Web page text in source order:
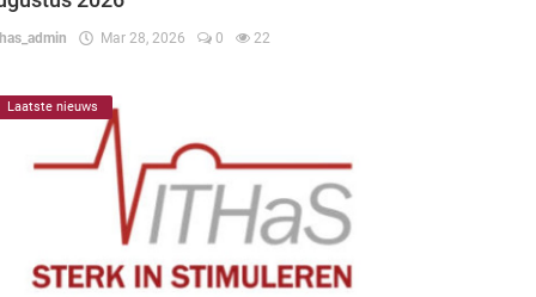
Mar 28, 2026 0 22
Laatste nieuws